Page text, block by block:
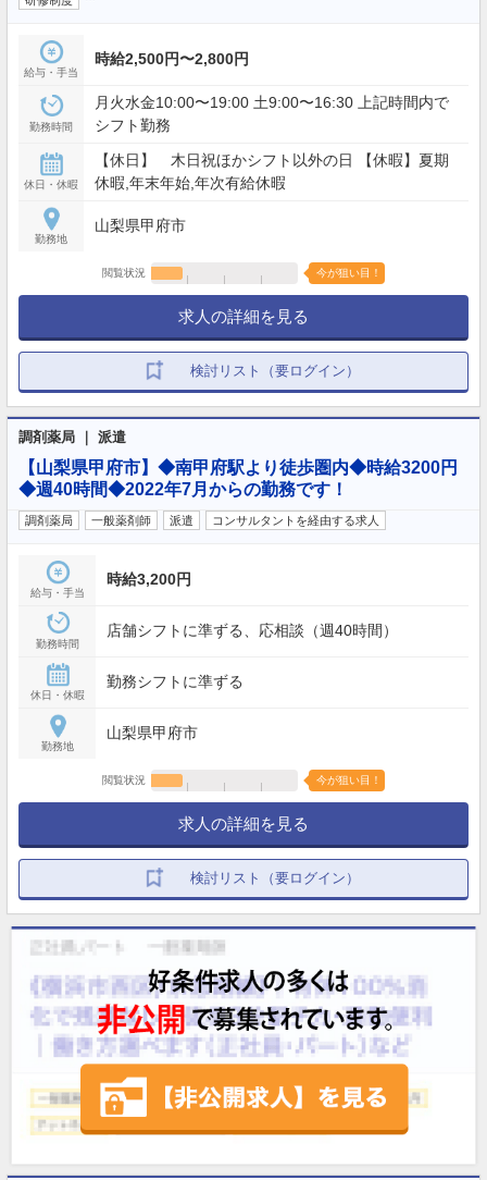
給与・手当
時給2,500円〜2,800円
勤務時間
月火水金10:00〜19:00 土9:00〜16:30 上記時間内で
シフト勤務
休日・休暇
【休日】 木日祝ほかシフト以外の日 【休暇】夏期
休暇,年末年始,年次有給休暇
勤務地
山梨県甲府市
閲覧状況 今が狙い目！
求人の詳細を見る
検討リスト（要ログイン）
調剤薬局 ｜ 派遣
【山梨県甲府市】◆南甲府駅より徒歩圏内◆時給3200円
◆週40時間◆2022年7月からの勤務です！
調剤薬局 一般薬剤師 派遣 コンサルタントを経由する求人
給与・手当
時給3,200円
勤務時間
店舗シフトに準ずる、応相談（週40時間）
休日・休暇
勤務シフトに準ずる
勤務地
山梨県甲府市
閲覧状況 今が狙い目！
求人の詳細を見る
検討リスト（要ログイン）